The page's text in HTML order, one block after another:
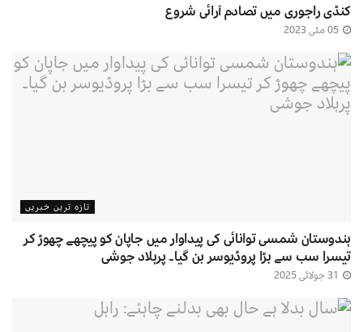
کنڈی راجوری میں تصادم آرائی شروع
تازہ ترین خبریں
ہندوستان شمسی توانائی کی پیداوار میں جاپان کو پیچھے چھوڑ کر
تیسرا سب سے بڑا پروڈیوسر بن گیا۔ پرہلاد جوشی